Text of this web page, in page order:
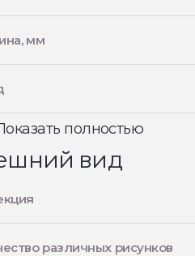
мм
полностью
вид
различных рисунков